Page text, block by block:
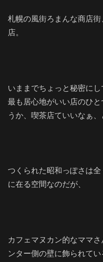
札幌の風街ろまんな商店
店。
いままでちょっと秘密に
最も居心地がいい店のひ
うか、喫茶店ていいなぁ、
つくられた昭和っぽさは
に在る空間なのだが、
カフェマヌカン的なママ
ンター側の壁に飾られて